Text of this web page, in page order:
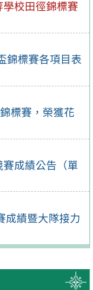
校田徑錦標賽
錦標賽各項目表
標賽，榮獲花
賽成績公告（單
成績暨大隊接力